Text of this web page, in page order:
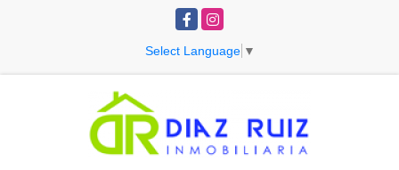
FacebookInstagram
Select Language ▼